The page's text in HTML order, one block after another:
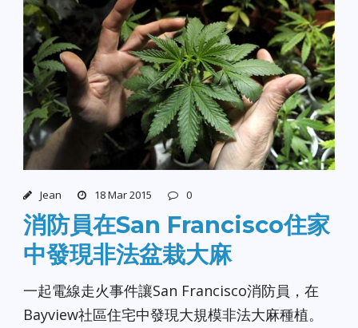
Jean 18 Mar 2015 0
消防員在San Francisco住家
中發現非法盆栽大麻
一起電線走火事件讓San Francisco消防員，在
Bayview社區住宅中發現大規模非法大麻種植。